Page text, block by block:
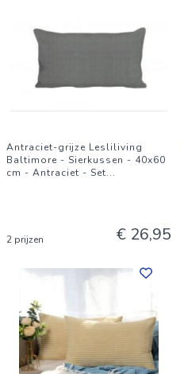
Antraciet-grijze Lesliliving
Baltimore - Sierkussen - 40x60
cm - Antraciet - Set...
2 prijzen € 26,95